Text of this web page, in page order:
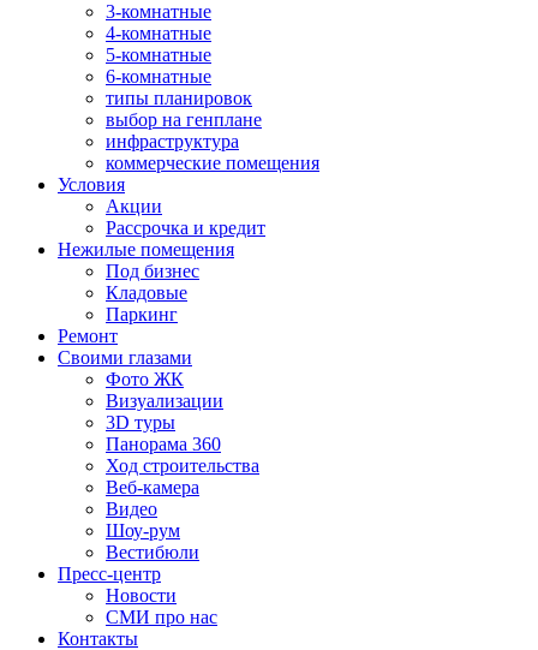
3-комнатные
4-комнатные
5-комнатные
6-комнатные
типы планировок
выбор на генплане
инфраструктура
коммерческие помещения
Условия
Акции
Рассрочка и кредит
Нежилые помещения
Под бизнес
Кладовые
Паркинг
Ремонт
Своими глазами
Фото ЖК
Визуализации
3D туры
Панорама 360
Ход строительства
Веб-камера
Видео
Шоу-рум
Вестибюли
Пресс-центр
Новости
СМИ про нас
Контакты